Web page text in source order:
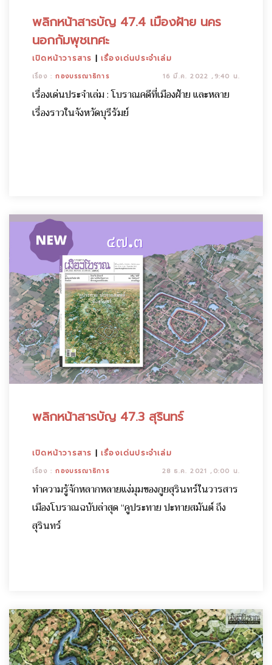
พลิกหน้าสารบัญ 47.4 เมืองฝ้าย นคร
นอกกัมพุชเทศะ
เปิดหน้าวารสาร |เรื่องเด่นประจำเล่ม
เรื่อง :กองบรรณาธิการ 16 มี.ค. 2022 ,9:40 น.
เรื่องเด่นประจำเล่ม : โบราณคดีที่เมืองฝ้าย และหลาย
เรื่องราวในจังหวัดบุรีรัมย์
พลิกหน้าสารบัญ 47.3 สุรินทร์
เปิดหน้าวารสาร |เรื่องเด่นประจำเล่ม
เรื่อง :กองบรรณาธิการ 28 ธ.ค. 2021 ,0:00 น.
ทำความรู้จักหลากหลายแง่มุมของกูยสุรินทร์ในวารสาร
เมืองโบราณฉบับล่าสุด “คูประทาย ปะทายสมันต์ ถึง
สุรินทร์